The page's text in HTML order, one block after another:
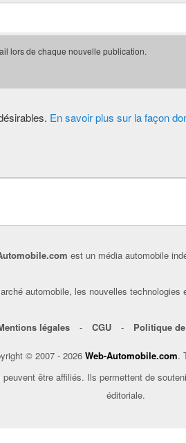
lors de chaque nouvelle publication.
En savoir plus sur la façon
est un média automobile
automobile, les nouvelles
légales - CGU - Politique
© 2007 - 2026 Web-Automobile.com.
être affiliés. Ils permettent de
éditoriale.